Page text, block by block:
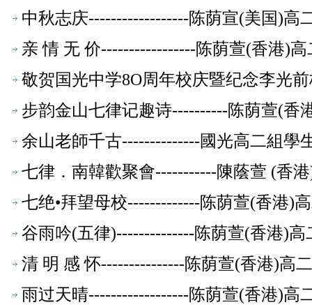
中秋志庆------------------陈荫宣(美国)高
亲 情 无 价-----------------陈荫萱(香港)
敬贺国光中学8O周年校庆暨纪念李光
文萃】
步韵金山七律记趣诗----------陈荫萱(香
余山老師千古--------------國光高二組學
七律．南韓歡聚會-----------陳蔭萱 (香
七绝•拜望母校-------------陈荫萱(香港)
谷雨吟(五律)--------------陈荫萱(香港)高
清 明 感 怀---------------陈荫萱(香港)高
雨过天晴------------------陈荫萱(香港)高